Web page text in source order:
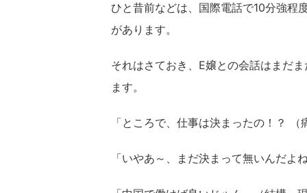
ひと昔前などは、国際電話で10分強程
があります。
それはさておき、E嬢との会話はまだ
ます。
「ところで、仕事は決まったの！？
「いやあ～、まだ決まって無いんだよ